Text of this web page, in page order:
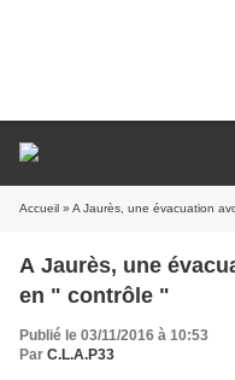
Accueil » A Jaurès, une évacuation
A Jaurès, une
en " contrôle "
Publié le 03/11/2016 à 10:53
Par C.L.A.P33